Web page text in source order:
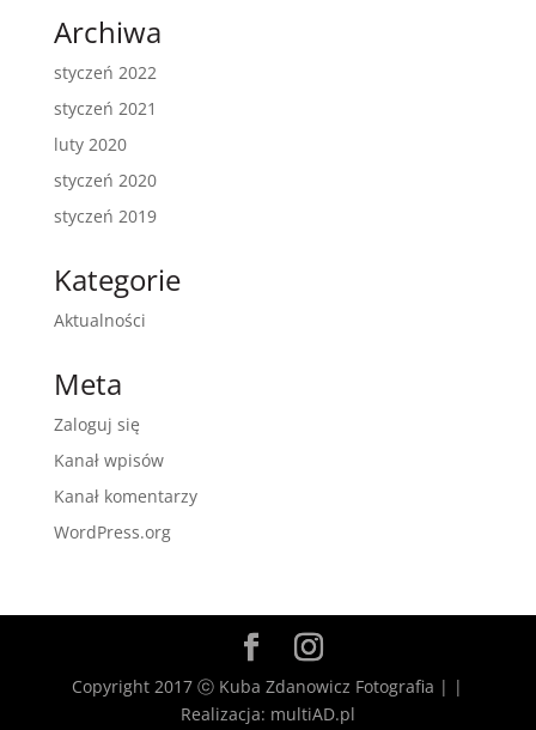
Archiwa
styczeń 2022
styczeń 2021
luty 2020
styczeń 2020
styczeń 2019
Kategorie
Aktualności
Meta
Zaloguj się
Kanał wpisów
Kanał komentarzy
WordPress.org
Copyright 2017 ⓒ Kuba Zdanowicz Fotografia | |
Realizacja: multiAD.pl